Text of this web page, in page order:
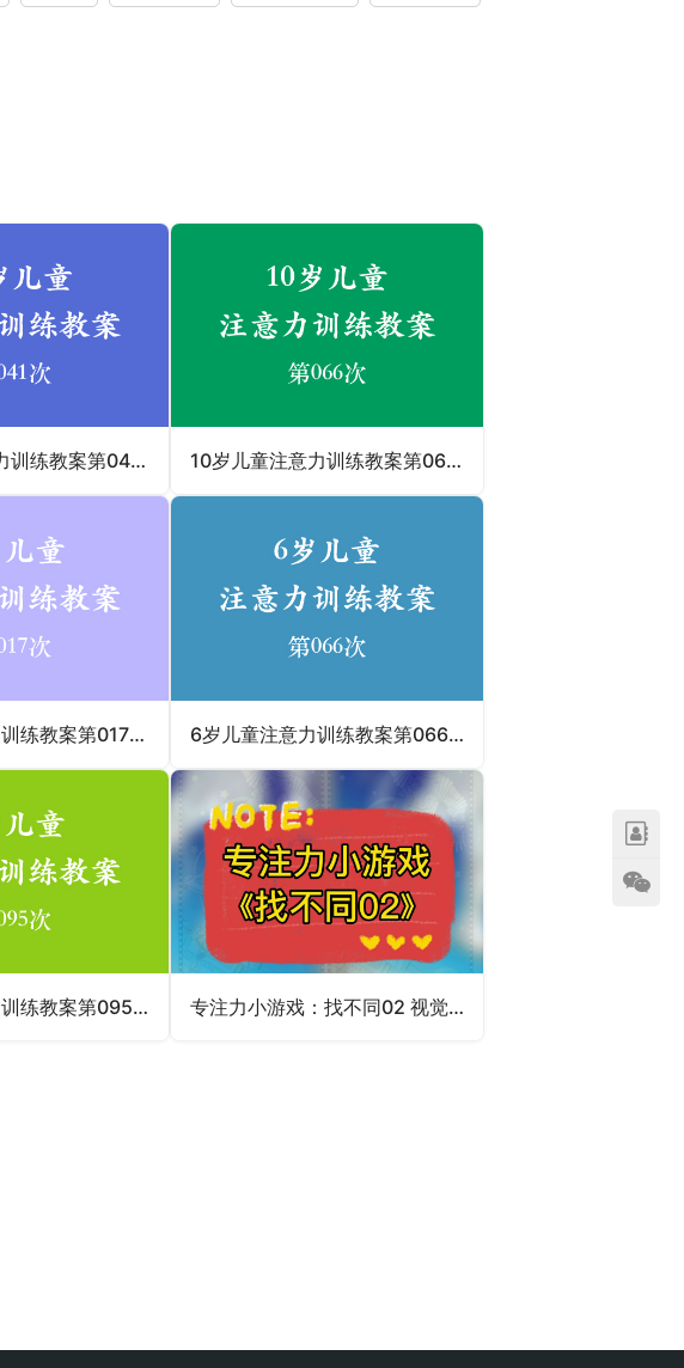
10岁儿童注意力训练教案第041次 共96次 10岁儿童注意力训练教案第066次 共96次
8岁儿童注意力训练教案第017次 共96次 6岁儿童注意力训练教案第066次 共96次
9岁儿童注意力训练教案第095次 共96次 专注力小游戏：找不同02 视觉儿童注意力视觉分辨能力